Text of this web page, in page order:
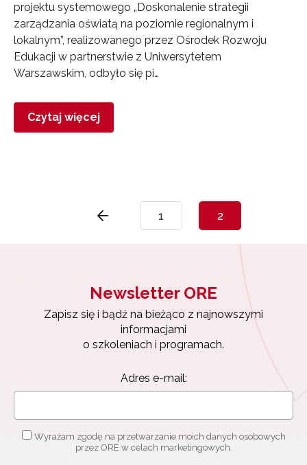
projektu systemowego „Doskonalenie strategii
zarządzania oświatą na poziomie regionalnym i
lokalnym”, realizowanego przez Ośrodek Rozwoju
Edukacji w partnerstwie z Uniwersytetem
Warszawskim, odbyło się pi…
Czytaj więcej
1 2
Newsletter ORE
Zapisz się i bądź na bieżąco z najnowszymi
informacjami
o szkoleniach i programach.
Adres e-mail:
Wyrażam zgodę na przetwarzanie moich danych osobowych
przez ORE w celach marketingowych.
Zapisuję się